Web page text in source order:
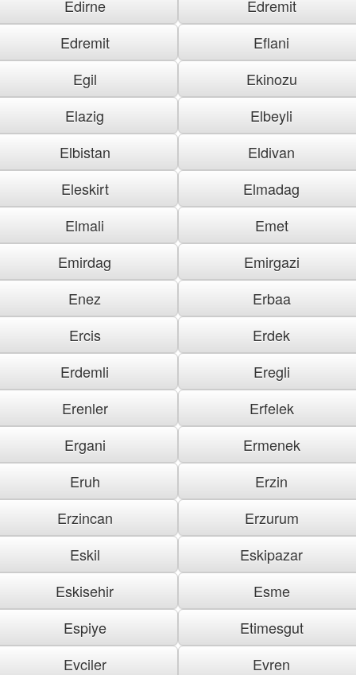
Edirne
Edremit
Edremit
Eflani
Egil
Ekinozu
Elazig
Elbeyli
Elbistan
Eldivan
Eleskirt
Elmadag
Elmali
Emet
Emirdag
Emirgazi
Enez
Erbaa
Ercis
Erdek
Erdemli
Eregli
Erenler
Erfelek
Ergani
Ermenek
Eruh
Erzin
Erzincan
Erzurum
Eskil
Eskipazar
Eskisehir
Esme
Espiye
Etimesgut
Evciler
Evren